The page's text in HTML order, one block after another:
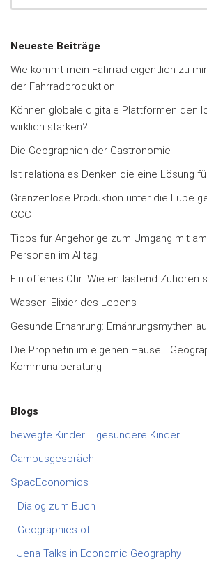
Neueste Beiträge
Wie kommt mein Fahrrad eigentlich zu
der Fahrradproduktion
Können globale digitale Plattformen den
wirklich stärken?
Die Geographien der Gastronomie
Ist relationales Denken die eine Lösung
Grenzenlose Produktion unter die Lupe
GCC
Tipps für Angehörige zum Umgang mit
Personen im Alltag
Ein offenes Ohr: Wie entlastend Zuhören
Wasser: Elixier des Lebens
Gesunde Ernährung: Ernährungsmythen
Die Prophetin im eigenen Hause…
Kommunalberatung
Blogs
bewegte Kinder = gesündere Kinder
Campusgespräch
SpacEconomics
Dialog zum Buch
Geographies of…
Jena Talks in Economic Geography